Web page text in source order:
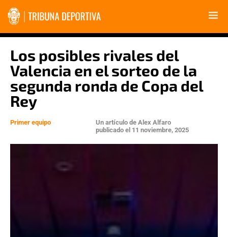
Los posibles rivales del
Valencia en el sorteo de la
segunda ronda de Copa del
Rey
Primer equipo Un artículo de Alex Alfaro
publicado el 11 noviembre, 2025